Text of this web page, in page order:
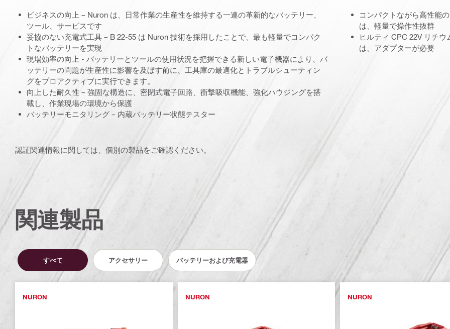
ビジネスの向上 – Nuron は、日常作業の生産性を維持する一連の革新的なバッテリー、
ツール、サービスです
妥協のない充電式工具 – B 22-55 は Nuron 技術を採用したことで、最も軽量でコンパク
トなバッテリーを実現
現場効率の向上 - バッテリーとツールの使用状況を把握できる新しい電子機器により、バ
ッテリーの問題が生産性に影響を及ぼす前に、工具庫の最適化とトラブルシューティン
グをプロアクティブに実行できます。
向上した耐久性 – 強固な構造に、密閉式電子回路、衝撃吸収機能、強化ハウジングを搭
載し、作業現場の環境から保護
バッテリーモニタリング – 内蔵バッテリー状態テスター
コンパクトながら高性能
は、軽量で操作性抜群
ヒルティ CPC 22V リチ
は、アダプターが必要
認証関連情報に関しては、個別の製品をご確認ください。
関連製品
すべて アクセサリー バッテリーおよび充電器
NURON NURON NURON